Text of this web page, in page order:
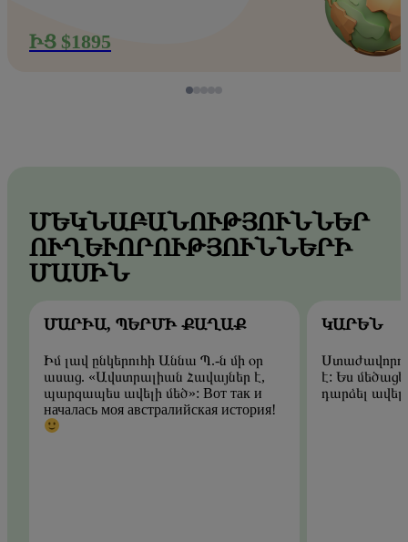
ԻՑ $1895
ՄԵԿՆԱԲԱՆՈՒԹՅՈՒՆՆԵՐ
ՈՒՂԵՒՈՐՈՒԹՅՈՒՆՆԵՐԻ Մ
ԱՍԻՆ
ՄԱՐԻԱ, ՊԵՐՄԻ ՔԱՂԱՔ
Իմ լավ ընկերուհի Աննա Պ.-ն մի օր
ասաց. «Ավստրալիան Հավայներ է,
պարզապես ավելի մեծ»: Вот так и
началась моя австралийская история!
ԿԱՐԵՆ
է: Ես
դարձել